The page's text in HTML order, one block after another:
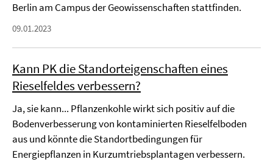
Berlin am Campus der Geowissenschaften stattfinden.
09.01.2023
Kann PK die Standorteigenschaften eines
Rieselfeldes verbessern?
Ja, sie kann... Pflanzenkohle wirkt sich positiv auf die
Bodenverbesserung von kontaminierten Rieselfelboden
aus und könnte die Standortbedingungen für
Energiepflanzen in Kurzumtriebsplantagen verbessern.